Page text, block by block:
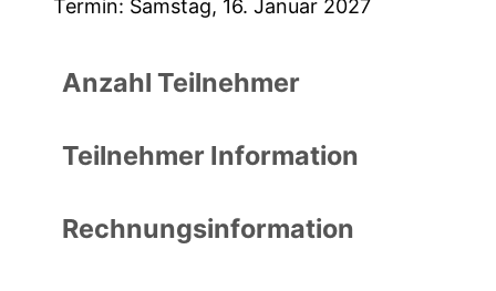
Termin: Samstag, 16. Januar 2027
Anzahl Teilnehmer
Teilnehmer Information
Rechnungsinformation